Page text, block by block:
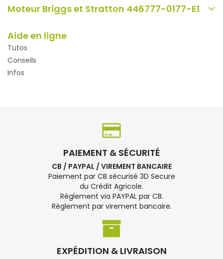
Moteur Briggs et Stratton 446777-0177-E1
Aide en ligne
Tutos
Conseils
Infos
PAIEMENT & SÉCURITÉ
CB / PAYPAL / VIREMENT BANCAIRE
Paiement par CB sécurisé 3D Secure
du Crédit Agricole.
Règlement via PAYPAL par CB.
Règlement par virement bancaire.
EXPÉDITION & LIVRAISON